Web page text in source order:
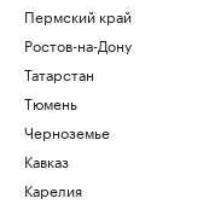
Пермский край
Ростов-на-Дону
Татарстан
Тюмень
Черноземье
Кавказ
Карелия